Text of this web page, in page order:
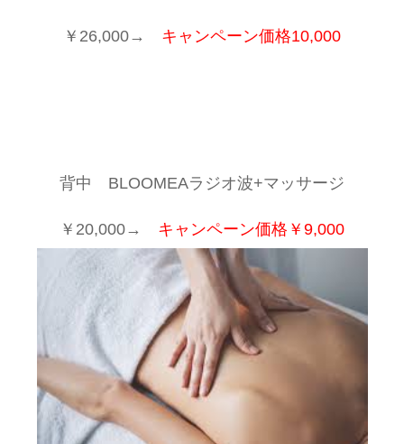
￥26,000→ キャンペーン価格10,000
背中 BLOOMEAラジオ波+マッサージ
￥20,000→ キャンペーン価格￥9,000